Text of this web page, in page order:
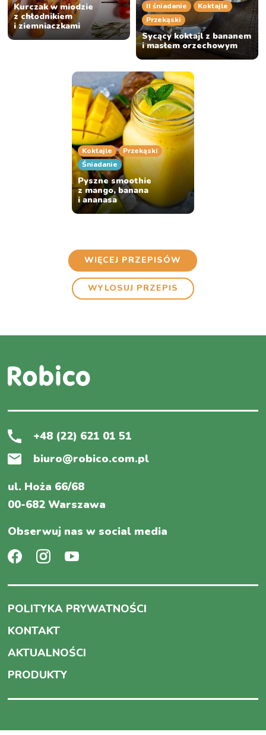
Kurczak w miodzie
z chłodnikiem
i ziemniaczkami
II śniadanie
Koktajle
Przekąski
Sycący koktajl z bananem
i masłem orzechowym
Koktajle
Przekąski
Śniadanie
Pyszne smoothie
z mango, banana
i ananasa
WIĘCEJ PRZEPISÓW
WYLOSUJ PRZEPIS
+48 (22) 621 01 51
biuro@robico.com.pl
ul. Hoża 66/68
00-682 Warszawa
Obserwuj nas w social media
POLITYKA PRYWATNOŚCI
KONTAKT
AKTUALNOŚCI
PRODUKTY